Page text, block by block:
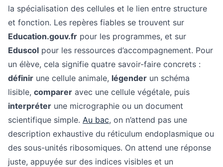
la spécialisation des cellules et le lien entre structure
et fonction. Les repères fiables se trouvent sur
Education.gouv.fr pour les programmes, et sur
Eduscol pour les ressources d’accompagnement. Pour
un élève, cela signifie quatre savoir-faire concrets :
définir une cellule animale, légender un schéma
lisible, comparer avec une cellule végétale, puis
interpréter une micrographie ou un document
scientifique simple. Au bac, on n’attend pas une
description exhaustive du réticulum endoplasmique ou
des sous-unités ribosomiques. On attend une réponse
juste, appuyée sur des indices visibles et un